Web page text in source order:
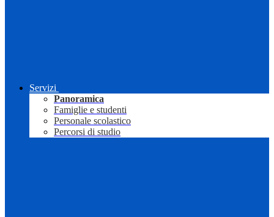
Servizi
Panoramica
Famiglie e studenti
Personale scolastico
Percorsi di studio